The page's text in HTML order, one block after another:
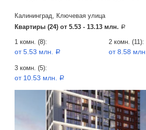
Калининград, Ключевая улица
Квартиры (24) от 5.53 - 13.13 млн. a
1 комн. (8):
от 5.53 млн. a
2 комн. (11):
от 8.58 млн.
3 комн. (5):
от 10.53 млн. a